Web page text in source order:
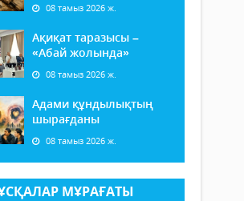
08 тамыз 2026 ж.
Ақиқат таразысы –
«Абай жолында»
08 тамыз 2026 ж.
Адами құндылықтың
шырағданы
08 тамыз 2026 ж.
МҰРАҒАТЫ